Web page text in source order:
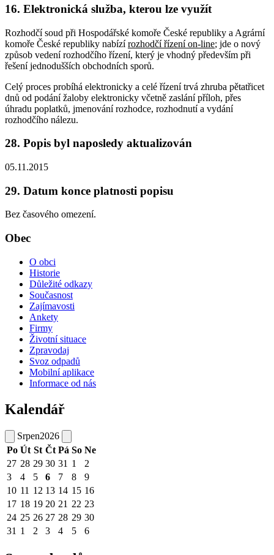
16. Elektronická služba, kterou lze využít
Rozhodčí soud při Hospodářské komoře České republiky a Agrární
komoře České republiky nabízírozhodčí řízení on-line; jde o nový
způsob vedení rozhodčího řízení, který je vhodný především při
řešení jednodušších obchodních sporů.
Celý proces probíhá elektronicky a celé řízení trvá zhruba pětatřicet
dnů od podání žaloby elektronicky včetně zaslání příloh, přes
úhradu poplatků, jmenování rozhodce, rozhodnutí a vydání
rozhodčího nálezu.
28. Popis byl naposledy aktualizován
05.11.2015
29. Datum konce platnosti popisu
Bez časového omezení.
Obec
O obci
Historie
Důležité odkazy
Současnost
Zajímavosti
Ankety
Firmy
Životní situace
Zpravodaj
Svoz odpadů
Mobilní aplikace
Informace od nás
Kalendář
Srpen2026
Po Út St Čt Pá So Ne
27 28 29 30 31 1
2
3
4 5 6 7 8
9
10 11 12 13 14 15 16
17 18 19 20 21 22 23
24 25 26 27 28 29 30
31 1 2 3 4 5 6